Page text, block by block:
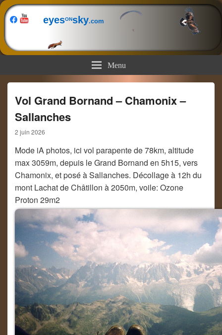
eyesONsky.com
Menu
Vol Grand Bornand – Chamonix –
Sallanches
2 juin 2026
Mode iA photos, ici vol parapente de 78km, altitude
max 3059m, depuis le Grand Bornand en 5h15, vers
Chamonix, et posé à Sallanches. Décollage à 12h du
mont Lachat de Châtillon à 2050m, voile: Ozone
Proton 29m2